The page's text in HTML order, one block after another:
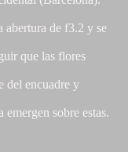
abertura de f3.2 y se
que las flores
del encuadre y
emergen sobre estas.